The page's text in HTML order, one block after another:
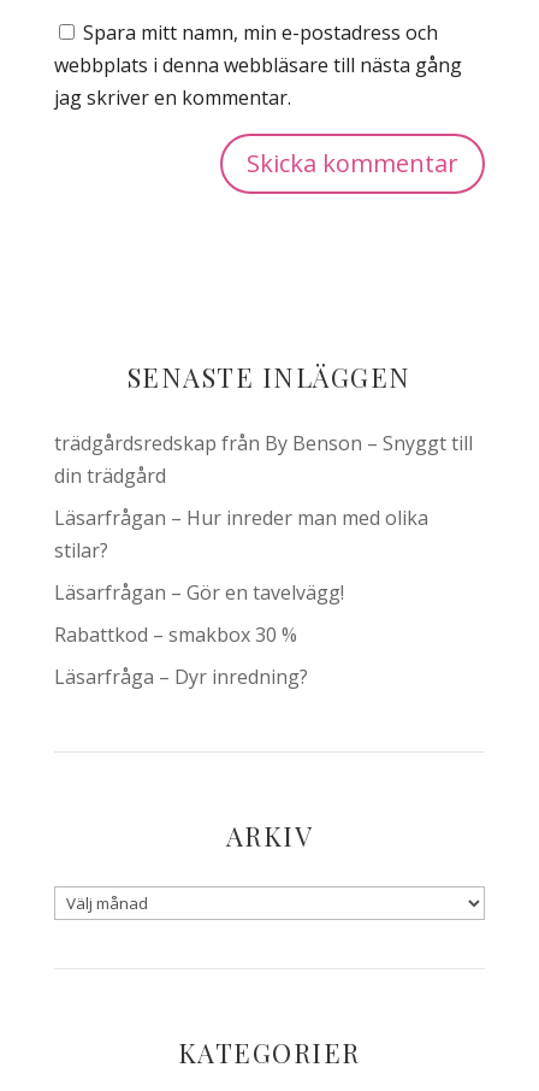
Spara mitt namn, min e-postadress och
webbplats i denna webbläsare till nästa gång
jag skriver en kommentar.
SENASTE INLÄGGEN
trädgårdsredskap från By Benson – Snyggt till
din trädgård
Läsarfrågan – Hur inreder man med olika
stilar?
Läsarfrågan – Gör en tavelvägg!
Rabattkod – smakbox 30 %
Läsarfråga – Dyr inredning?
ARKIV
KATEGORIER